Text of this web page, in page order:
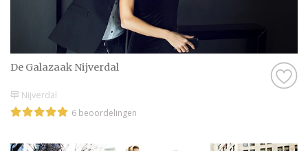
De Galazaak Nijverdal
Nijverdal
6 beoordelingen